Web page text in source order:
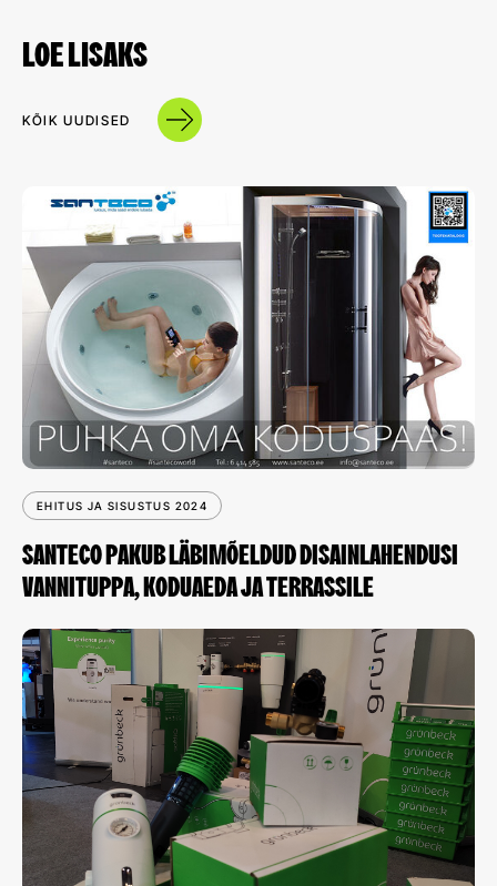
LOE LISAKS
KÕIK UUDISED
EHITUS JA SISUSTUS 2024
SANTECO PAKUB LÄBIMÕELDUD DISAINLAHENDUSI
VANNITUPPA, KODUAEDA JA TERRASSILE